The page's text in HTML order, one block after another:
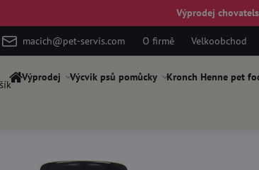
Výprodej
macich@pet-servis.com O firmě Velkoobchod
Výprodej Výcvik psů pomůcky Kronch Henne pet